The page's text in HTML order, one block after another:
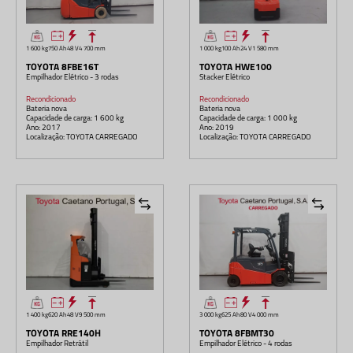
1 600 kg750 Ah48 V4 700 mm
TOYOTA 8FBE16T
Empilhador Elétrico - 3 rodas
Recondicionado
Bateria nova
Capacidade de carga: 1 600 kg
Ano: 2017
Localização: TOYOTA CARREGADO
1 000 kg100 Ah24 V1 580 mm
TOYOTA HWE100
Stacker Elétrico
Recondicionado
Bateria nova
Capacidade de carga: 1 000 kg
Ano: 2019
Localização: TOYOTA CARREGADO
1 400 kg620 Ah48 V9 500 mm
TOYOTA RRE140H
Empilhador Retrátil
3 000 kg625 Ah80 V4 000 mm
TOYOTA 8FBMT30
Empilhador Elétrico - 4 rodas